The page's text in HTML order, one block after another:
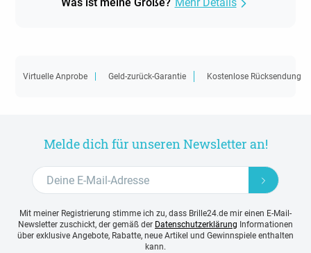
Virtuelle Anprobe Geld-zurück-Garantie Kostenlose Rücksendung
Melde dich für unseren Newsletter an!
Mit meiner Registrierung stimme ich zu, dass Brille24.de mir einen E-Mail-
Newsletter zuschickt, der gemäß der Datenschutzerklärung Informationen
über exklusive Angebote, Rabatte, neue Artikel und Gewinnspiele enthalten
kann.